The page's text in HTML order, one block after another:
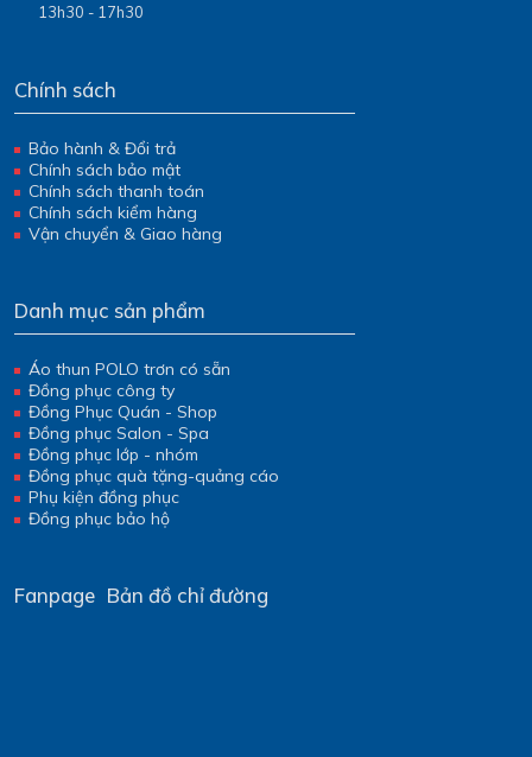
13h30 - 17h30
Chính sách
Bảo hành & Đổi trả
Chính sách bảo mật
Chính sách thanh toán
Chính sách kiểm hàng
Vận chuyển & Giao hàng
Danh mục sản phẩm
Áo thun POLO trơn có sẵn
Đồng phục công ty
Đồng Phục Quán - Shop
Đồng phục Salon - Spa
Đồng phục lớp - nhóm
Đồng phục quà tặng-quảng cáo
Phụ kiện đồng phục
Đồng phục bảo hộ
Fanpage Bản đồ chỉ đường